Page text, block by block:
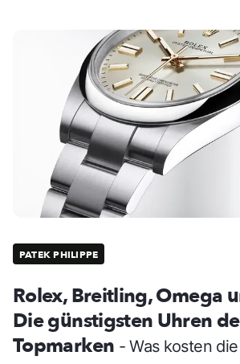
PATEK PHILIPPE
Rolex, Breitling, Omega
Die günstigsten Uhren
Topmarken - Was kosten die